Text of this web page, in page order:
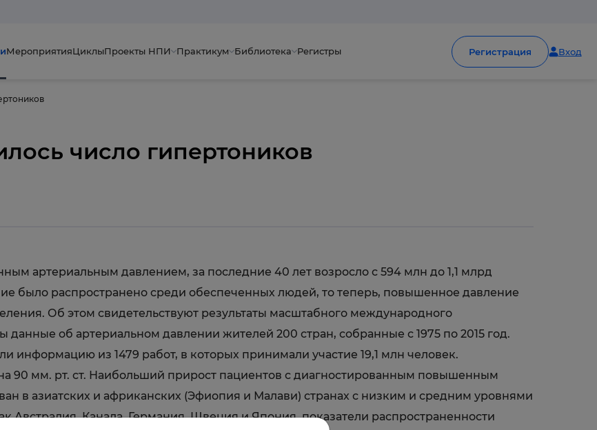
МероприятияЦиклыПроекты НПИ Практикум Библиотека Регистры Регистрация Вход
число гипертоников
артериальным давлением, за последние 40 лет возросло с 594 млн до 1,1 млрд
было распространено среди обеспеченных людей, то теперь, повышенное давление
Об этом свидетельствуют результаты масштабного международного
об артериальном давлении жителей 200 стран, собранные с 1975 по 2015 год.
информацию из 1479 работ, в которых принимали участие 19,1 млн человек.
90 мм. рт. ст. Наибольший прирост пациентов с диагностированным повышенным
в азиатских и африканских (Эфиопия и Малави) странах с низким и средним уровнями
Австралия, Канала, Германия, Швеция и Япония, показатели распространенности